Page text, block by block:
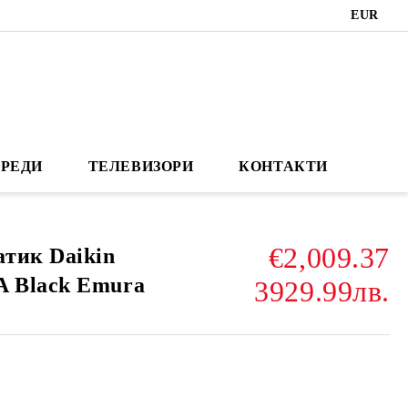
EUR
ТЕЛЕВИЗОРИ КОНТАКТИ
Daikin
Black Emura
€2,009.37
3929.99лв.